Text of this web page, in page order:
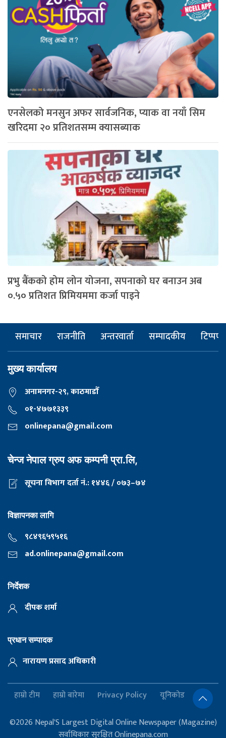
एनसेलको मनसुन अफर सार्वजनिक, प्याक वा नयाँ सिम
खरिदमा २० प्रतिशतसम्म क्यासब्याक
प्रभु बैंकको होम लोन योजना, सपनाको घर बनाउन अब
०.५० प्रतिशत प्रिमियममा कर्जा पाइने
समाचार राजनीति अन्तरवार्ता सम्पादकीय टिप्पणी
मुख्य कार्यालय
अनामनगर-२९, काठमाडाैँ
०१-४७७१३३९
onlinepana@gmail.com
चेन्ज नेपाल ग्रुप अफ कम्पनी प्रा.लि,
सूचना विभाग दर्ता नं.: १४४६ / ०७३–७४
विज्ञापनका लागि
९८४९६५९५१६
ad.onlinepana@gmail.com
निर्देशक
दीपक शर्मा
प्रधान सम्पादक
नारायण प्रसाद अधिकारी
हाम्रो टीम हाम्रो बारेमा Privacy Policy यूनिकोड
©2026 Nepal'S Largest Digital Online Newspaper (Magazine)
सर्वाधिकार सुरक्षित Onlinepana.com